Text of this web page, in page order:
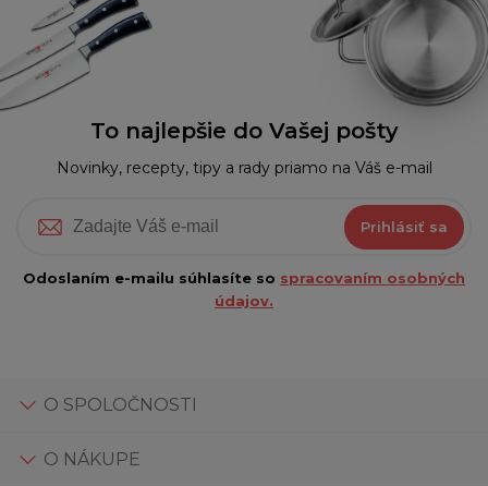
To najlepšie do Vašej pošty
Novinky, recepty, tipy a rady priamo na Váš e-mail
Prihlásiť sa
Odoslaním e-mailu súhlasíte so spracovaním osobných
údajov.
O SPOLOČNOSTI
O NÁKUPE